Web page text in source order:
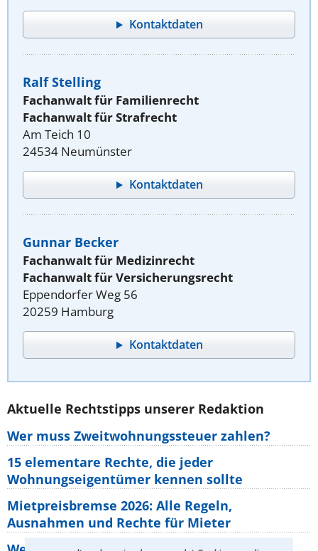
Kontaktdaten
Ralf Stelling
Fachanwalt für Familienrecht
Fachanwalt für Strafrecht
Am Teich 10
24534 Neumünster
Kontaktdaten
Gunnar Becker
Fachanwalt für Medizinrecht
Fachanwalt für Versicherungsrecht
Eppendorfer Weg 56
20259 Hamburg
Kontaktdaten
Aktuelle Rechtstipps unserer Redaktion
Wer muss Zweitwohnungssteuer zahlen?
15 elementare Rechte, die jeder
Wohnungseigentümer kennen sollte
Mietpreisbremse 2026: Alle Regeln,
Ausnahmen und Rechte für Mieter